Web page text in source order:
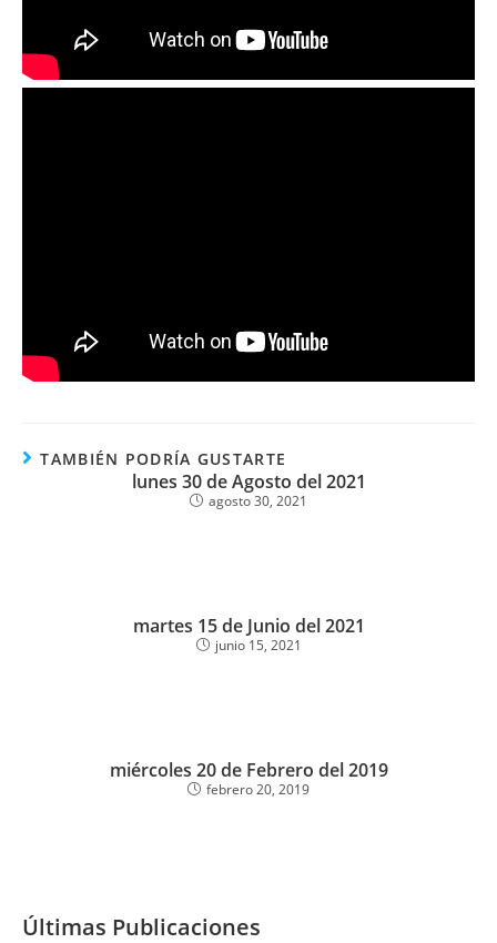
TAMBIÉN PODRÍA GUSTARTE
lunes 30 de Agosto del 2021
agosto 30, 2021
martes 15 de Junio del 2021
junio 15, 2021
miércoles 20 de Febrero del 2019
febrero 20, 2019
Últimas Publicaciones